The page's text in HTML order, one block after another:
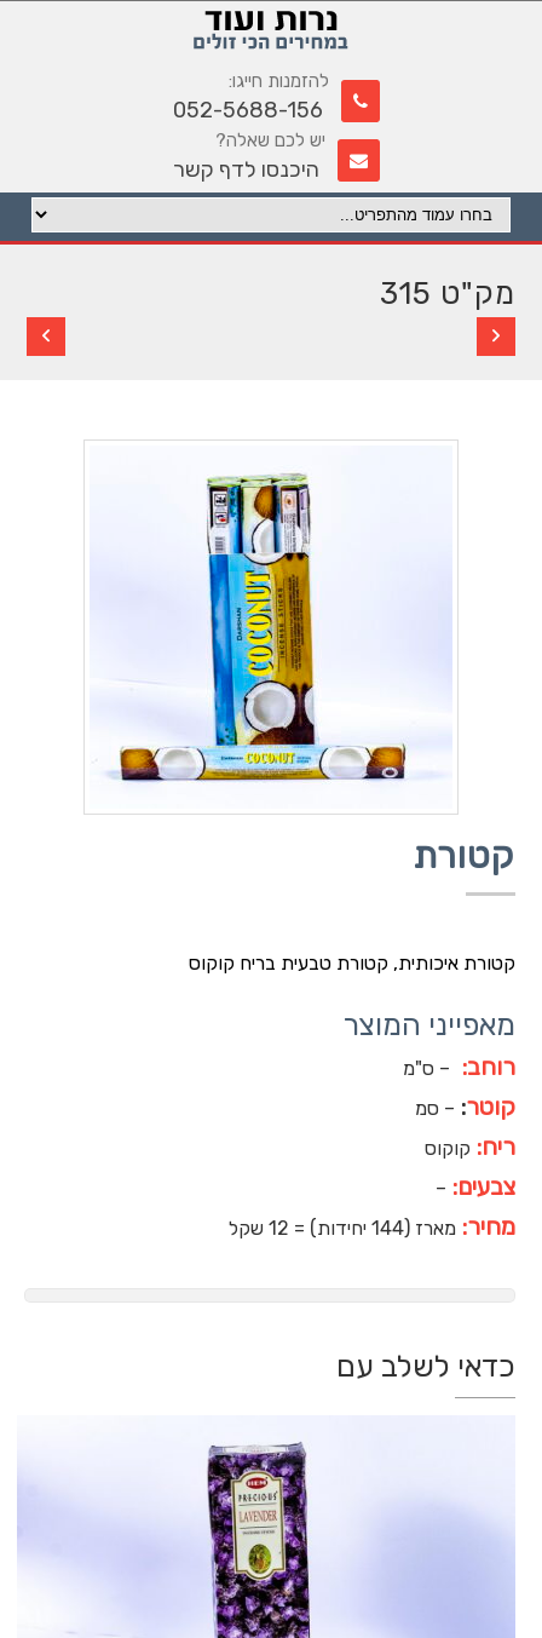
להזמנות חייגו:
052-5688-156
יש לכם שאלה?
היכנסו לדף קשר
מק"ט 315
קטורת
קטורת איכותית, קטורת טבעית בריח קוקוס
מאפייני המוצר
רוחב: – ס"מ
קוטר: – סמ
ריח: קוקוס
צבעים: –
מחיר: מארז (144 יחידות) = 12 שקל
כדאי לשלב עם